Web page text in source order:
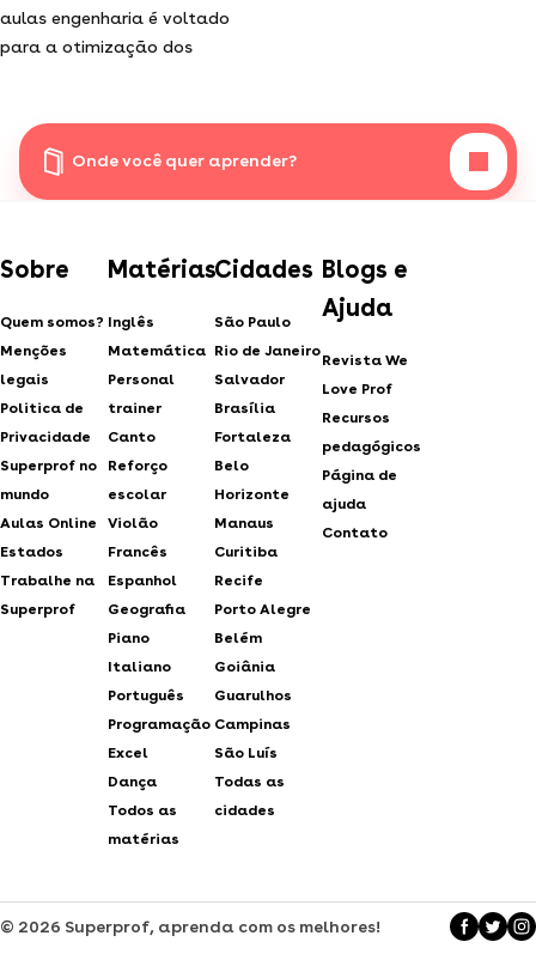
aulas engenharia é voltado
para a otimização dos
Onde você quer aprender?
Sobre
Quem somos?
Menções
legais
Politica de
Privacidade
Superprof no
mundo
Aulas Online
Estados
Trabalhe na
Superprof
Matérias
Inglês
Matemática
Personal
trainer
Canto
Reforço
escolar
Violão
Francês
Espanhol
Geografia
Piano
Italiano
Português
Programação
Excel
Dança
Todos as
matérias
Cidades
São Paulo
Rio de Janeiro
Salvador
Brasília
Fortaleza
Belo
Horizonte
Manaus
Curitiba
Recife
Porto Alegre
Belém
Goiânia
Guarulhos
Campinas
São Luís
Todas as
cidades
Blogs e
Ajuda
Revista We
Love Prof
Recursos
pedagógicos
Página de
ajuda
Contato
© 2026 Superprof, aprenda com os melhores!